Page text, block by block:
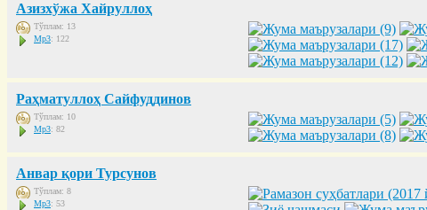
Азизхўжа Хайруллоҳ
Тўплам: 13
Mp3: 122
Раҳматуллоҳ Сайфуддинов
Тўплам: 10
Mp3: 82
Анвар қори Турсунов
Тўплам: 8
Mp3: 53